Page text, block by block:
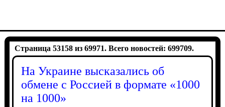
Страница 53158 из 69971. Всего новостей: 699709.
На Украине высказались об
обмене с Россией в формате «1000
на 1000»